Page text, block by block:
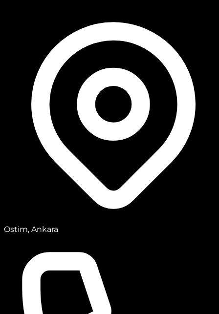
Ostim, Ankara